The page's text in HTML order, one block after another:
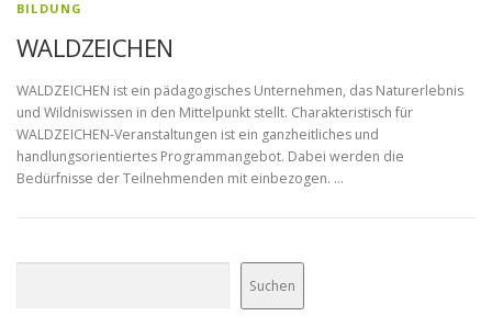
BILDUNG
WALDZEICHEN
WALDZEICHEN ist ein pädagogisches Unternehmen, das Naturerlebnis
und Wildniswissen in den Mittelpunkt stellt. Charakteristisch für
WALDZEICHEN-Veranstaltungen ist ein ganzheitliches und
handlungsorientiertes Programmangebot. Dabei werden die
Bedürfnisse der Teilnehmenden mit einbezogen. …
Suchen